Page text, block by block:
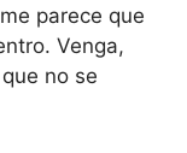
parece que
Venga,
no se